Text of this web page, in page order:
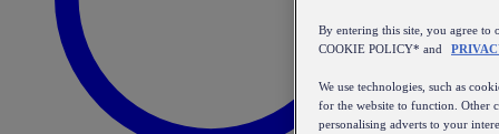
By entering this site, you agree to
COOKIE POLICY* and
We use technologies, such as
for the website to function. Other
personalising adverts to your